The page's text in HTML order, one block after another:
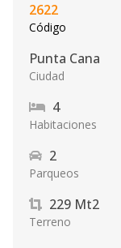
2622
Código
Punta Cana
Ciudad
4
Habitaciones
2
Parqueos
229 Mt2
Terreno